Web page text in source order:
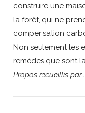
construire une
la forêt, qui ne
compensation
Non seulement les
remèdes que sont
Propos recueillis par